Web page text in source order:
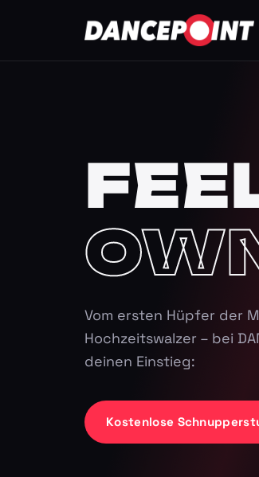
Vom ersten Hüpfer der
Hochzeitswalzer – bei
deinen Einstieg:
Kostenlose